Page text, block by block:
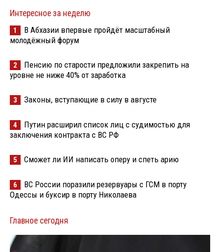
Интересное за неделю
1
В Абхазии впервые пройдёт масштабный
молодёжный форум
2
Пенсию по старости предложили закрепить на
уровне не ниже 40% от заработка
3 Законы, вступающие в силу в августе
4
Путин расширил список лиц с судимостью для
заключения контракта с ВС РФ
5 Сможет ли ИИ написать оперу и спеть арию
6
ВС России поразили резервуары с ГСМ в порту
Одессы и буксир в порту Николаева
Главное сегодня